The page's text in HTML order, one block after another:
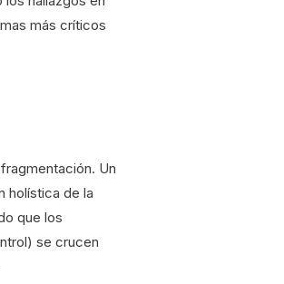
más críticos
Un
holística de la
que los
se crucen